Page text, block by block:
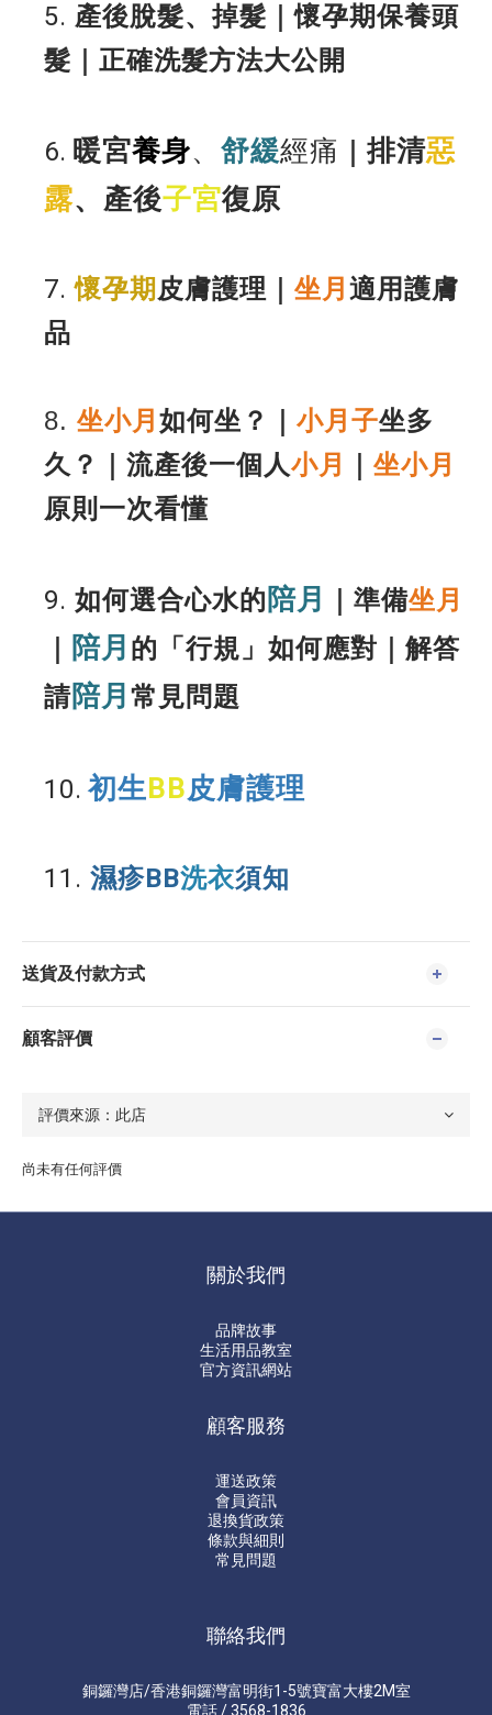
5. 產後脫髮、掉髮｜懷孕期保養頭
髮｜正確洗髮方法大公開
6. 暖宮養身、 舒緩經痛 排清惡
露、產後子宮復原
7.懷孕期皮膚護理 坐月 適用護膚
品
8. 坐小月 如何坐？｜ 小月子坐多
久？｜流產後一個人小月
坐小月
原則一次看懂
9. 如何選合心水的 陪月 ｜準備坐月
陪月 的「行規」如何應對｜解答
請陪月 常見問題
10. 初生BB皮膚護理
11. 濕疹BB洗衣須知
送貨及付款方式
顧客評價
尚未有任何評價
關於我們
品牌故事
生活用品教室
官方資訊網站
顧客服務
運送政策
會員資訊
退換貨政策
條款與細則
常見問題
聯絡我們
銅鑼灣店/香港銅鑼灣富明街1-5號寶富大樓2M室
電話 / 3568-1836